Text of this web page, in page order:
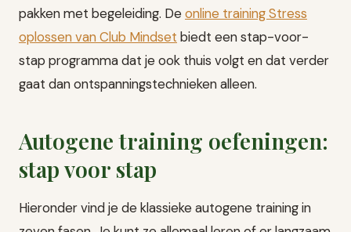
pakken met begeleiding. Deonline training Stress
oplossen van Club Mindset biedt een stap-voor-
stap programma dat je ook thuis volgt en dat verder
gaat dan ontspanningstechnieken alleen.
Autogene training oefeningen:
stap voor stap
Hieronder vind je de klassieke autogene training in